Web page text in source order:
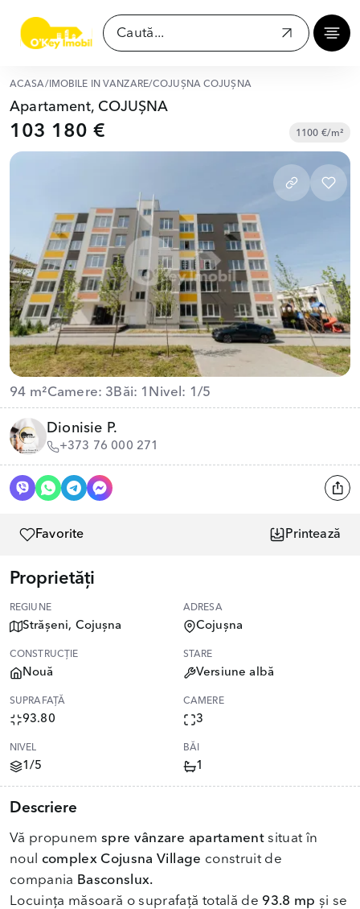
ACASĂ/ IMOBILE ÎN VÂNZARE/COJUȘNA COJUȘNA
Apartament, COJUȘNA
103 180 € 1100 €/m²
94 m²Camere: 3 Băi: 1 Nivel: 1/5
Dionisie P.
+373 76 000 271
Favorite Printează
Proprietăți
REGIUNE
Strășeni, Cojușna
ADRESA
Cojușna
CONSTRUCȚIE
Nouă
STARE
Versiune albă
SUPRAFAȚĂ
93.80
CAMERE
3
NIVEL
1/5
BĂI
1
Descriere
Vă propunemspre vânzare apartamentsituat în
noul complex Cojusna Village construit de
compania Basconslux.
Locuința măsoară o suprafață totală de 93.8 mp și se